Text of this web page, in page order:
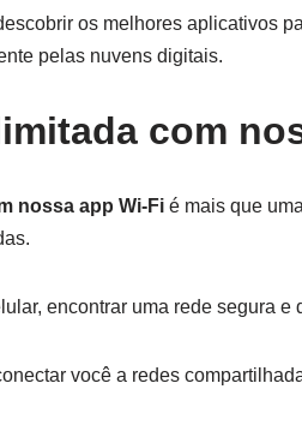
os melhores aplicativos
pelas nuvens digitais.
com
nossa app Wi-Fi é mais que
encontrar uma rede segura
você a redes